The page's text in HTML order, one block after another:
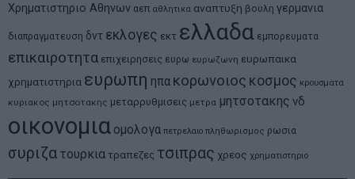
Χρηματιστηριο Αθηνων αεπ αθλητικα αναπτυξη βουλη γερμανια
διαπραγματευση δντ εκλογες εκτ ελλαδα εμπορευματα
επικαιροτητα επιχειρησεις ευρω ευρωζωνη ευρωπαικα
χρηματιστηρια ευρωπη ηπα κορωνοιος κοσμος κρουσματα
κυριακος μητσοτακης μεταρρυθμισεις μετρα μητσοτακης νδ
οικονομια ομολογα πετρελαιο πληθωρισμος ρωσια
συριζα τουρκια τραπεζες τσιπρας χρεος χρηματιστηριο